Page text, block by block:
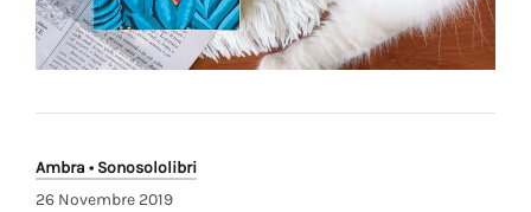
Ambra • Sonosololibri
26 Novembre 2019